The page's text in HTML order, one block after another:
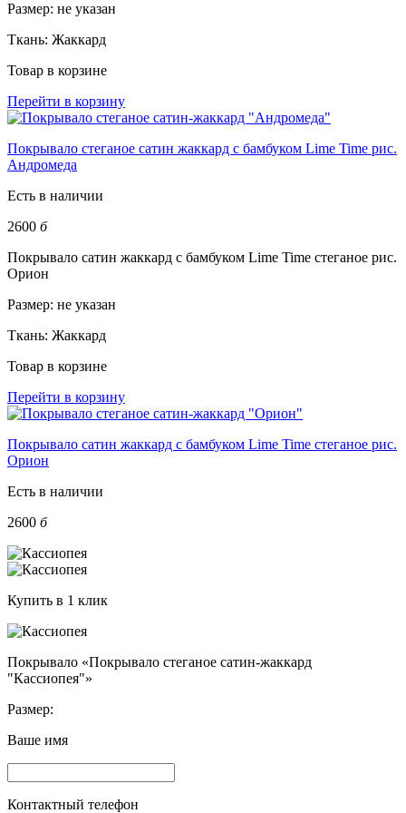
Размер: не указан
Ткань: Жаккард
Товар в корзине
Перейти в корзину
Покрывало стеганое сатин жаккард с бамбуком Lime Time рис.
Андромеда
Есть в наличии
2600 б
Покрывало сатин жаккард с бамбуком Lime Time стеганое рис.
Орион
Размер: не указан
Ткань: Жаккард
Товар в корзине
Перейти в корзину
Покрывало сатин жаккард с бамбуком Lime Time стеганое рис.
Орион
Есть в наличии
2600 б
Купить в 1 клик
Покрывало «Покрывало стеганое сатин-жаккард
"Кассиопея"»
Размер:
Ваше имя
Контактный телефон